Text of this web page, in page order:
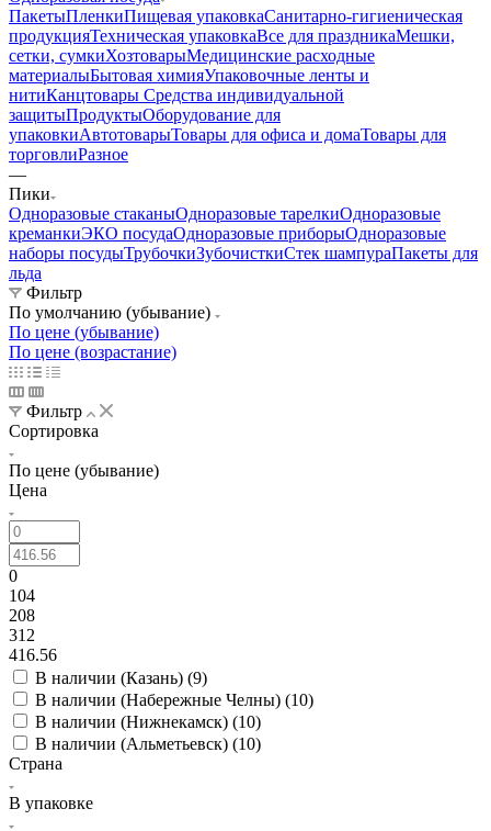
ПакетыПленкиПищевая упаковкаСанитарно-гигиеническая
продукцияТехническая упаковкаВсе для праздникаМешки,
сетки, сумкиХозтоварыМедицинские расходные
материалыБытовая химияУпаковочные ленты и
нитиКанцтовары Средства индивидуальной
защитыПродуктыОборудование для
упаковкиАвтотоварыТовары для офиса и домаТовары для
торговлиРазное
—
Пики
Одноразовые стаканыОдноразовые тарелкиОдноразовые
креманкиЭКО посудаОдноразовые приборыОдноразовые
наборы посудыТрубочкиЗубочисткиСтек шампураПакеты для
льда
Фильтр
По умолчанию (убывание)
По цене (убывание)
По цене (возрастание)
Фильтр
Сортировка
По цене (убывание)
Цена
0
104
208
312
416.56
В наличии (Казань) (9)
В наличии (Набережные Челны) (10)
В наличии (Нижнекамск) (10)
В наличии (Альметьевск) (10)
Страна
В упаковке